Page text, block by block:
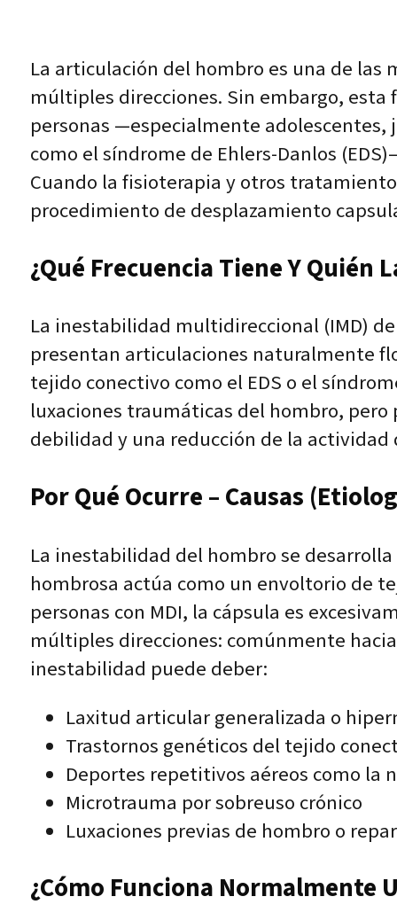
La articulación del hombro es una de
múltiples direcciones. Sin embargo,
personas —especialmente
como el síndrome de Ehlers-Danlos
Cuando la fisioterapia y otros
procedimiento de desplazamiento
¿Qué Frecuencia Tiene Y Quién
La inestabilidad multidireccional (IMD)
presentan articulaciones naturalmente
tejido conectivo como el EDS o el
luxaciones traumáticas del hombro,
debilidad y una reducción de la actividad
Por Qué Ocurre – Causas
La inestabilidad del hombro se
hombrosa actúa como un envoltorio de
personas con MDI, la cápsula es
múltiples direcciones: comúnmente
inestabilidad puede deber:
Laxitud articular generalizada o
Trastornos genéticos del tejido
Deportes repetitivos aéreos como la
Microtrauma por sobreuso crónico
Luxaciones previas de hombro o
¿Cómo Funciona Normalmente